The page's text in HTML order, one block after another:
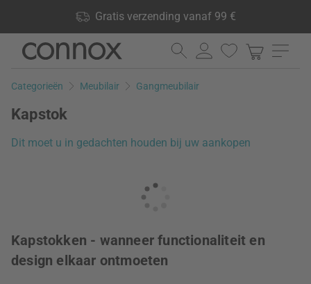
Gratis verzending vanaf 99 €
producten op voorraad, 60 dagen retourrecht
Ga
pagina-
Ga
zoeken
Categorieën Meubilair Gangmeubilair
Kapstok
Dit moet u in gedachten houden bij uw aankopen
Kapstokken - wanneer functionaliteit en
design elkaar ontmoeten